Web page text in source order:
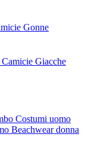
Gonne
Camicie Giacche
Costumi uomo
Beachwear donna